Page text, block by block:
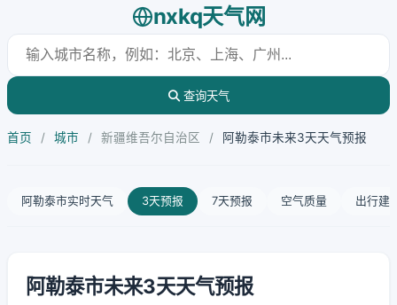
nxkq天气网
查询天气
首页 / 城市 / 新疆维吾尔自治区 / 阿勒泰市未来3天天气预报
阿勒泰市实时天气 3天预报 7天预报 空气质量 出行建
阿勒泰市未来3天天气预报